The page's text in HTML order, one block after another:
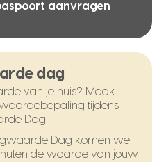
aanvragen
dag
van je huis? Maak
tijdens
Dag!
Dag komen we
de waarde van jouw